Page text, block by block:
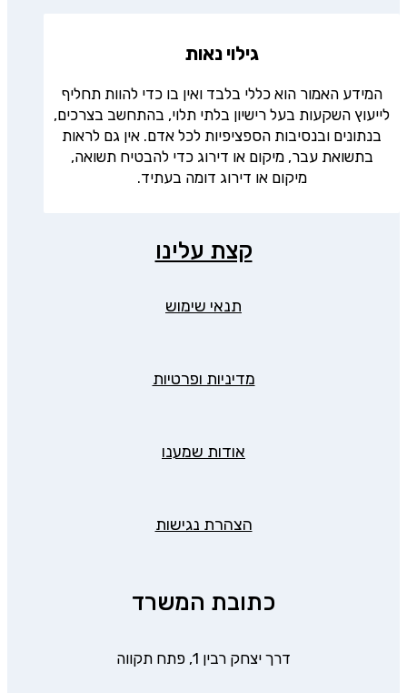
גילוי נאות
המידע האמור הוא כללי בלבד ואין בו כדי להוות תחליף
לייעוץ השקעות בעל רישיון בלתי תלוי, בהתחשב בצרכים,
בנתונים ובנסיבות הספציפיות לכל אדם. אין גם לראות
בתשואת עבר, מיקום או דירוג כדי להבטיח תשואה,
מיקום או דירוג דומה בעתיד.
קצת עלינו
תנאי שימוש
מדיניות ופרטיות
אודות שמענו
הצהרת נגישות
כתובת המשרד
דרך יצחק רבין 1, פתח תקווה